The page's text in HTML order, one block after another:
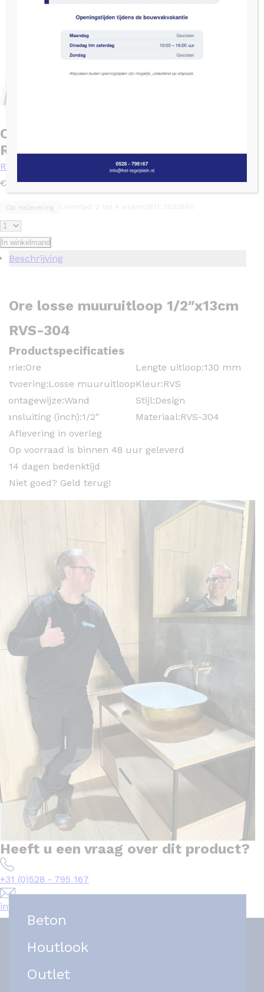
Ore losse muuruitloop 1/2″x13cm
RVS-304
RVS
€ 99,00
Op nalevering
In winkelmand
Beschrijving
Ore losse muuruitloop 1/2″x13cm
RVS-304
Productspecificaties
Serie:Ore
Uitvoering:Losse muuruitloop
Montagewijze:Wand
Aansluiting (inch):1/2″
Lengte uitloop:130 mm
Kleur:RVS
Stijl:Design
Materiaal:RVS-304
Aflevering in overleg
Op voorraad is binnen 48 uur geleverd
14 dagen bedenktijd
Niet goed? Geld terug!
Heeft u een vraag over dit product?
+31 (0)528 - 795 167
info@het-tegelplein.nl
Beton
Houtlook
Outlet